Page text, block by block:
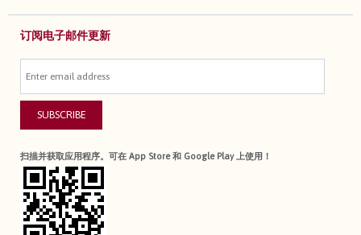
订阅电子邮件更新
SUBSCRIBE
扫描并获取应用程序。可在 App Store 和 Google Play 上使用！